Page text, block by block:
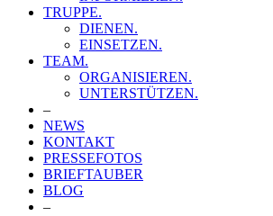
TRUPPE.
DIENEN.
EINSETZEN.
TEAM.
ORGANISIEREN.
UNTERSTÜTZEN.
–
NEWS
KONTAKT
PRESSEFOTOS
BRIEFTAUBER
BLOG
–